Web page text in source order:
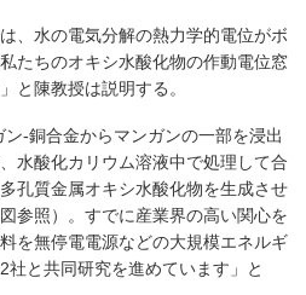
、水の電気分解の熱力学的電位がボ
たちのオキシ水酸化物の作動電位窓
と陳教授は説明する。
-銅合金からマンガンの一部を浸出
水酸化カリウム溶液中で処理して合
孔質金属オキシ水酸化物を生成させ
参照）。すでに産業界の高い関心を
を無停電電源などの大規模エネルギ
社と共同研究を進めています」と